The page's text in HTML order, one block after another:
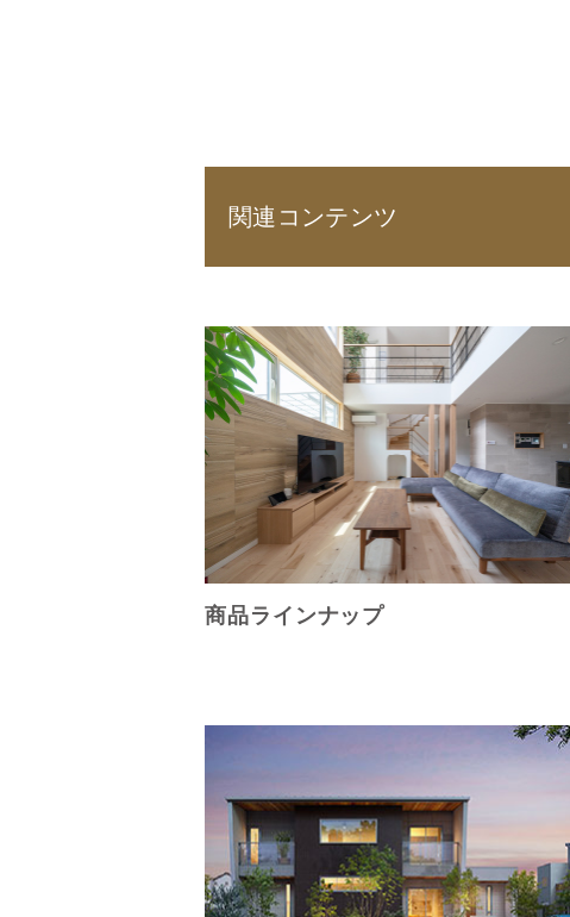
関連コンテンツ
商品ラインナップ